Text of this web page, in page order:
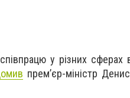
у різних
прем’єр-міністр